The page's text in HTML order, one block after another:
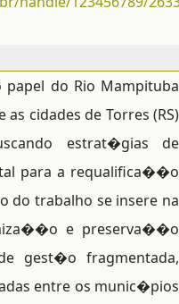
do Rio Mampituba
cidades de Torres (RS)
estrat�gias de
para a requalifica��o
do trabalho se insere na
e preserva��o
gest�o fragmentada,
entre os munic�pios